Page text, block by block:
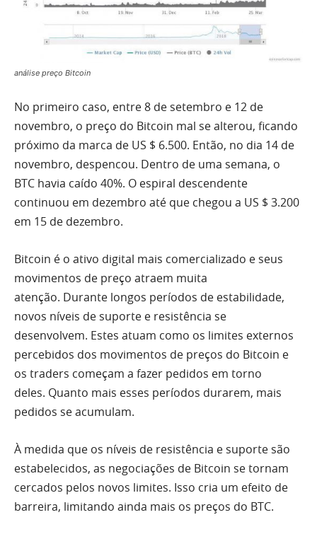
análise preço Bitcoin
No primeiro caso, entre 8 de setembro e 12 de
novembro, o preço do Bitcoin mal se alterou, ficando
próximo da marca de US $ 6.500. Então, no dia 14 de
novembro, despencou. Dentro de uma semana, o
BTC havia caído 40%. O espiral descendente
continuou em dezembro até que chegou a US $ 3.200
em 15 de dezembro.
Bitcoin é o ativo digital mais comercializado e seus
movimentos de preço atraem muita
atenção. Durante longos períodos de estabilidade,
novos níveis de suporte e resistência se
desenvolvem. Estes atuam como os limites externos
percebidos dos movimentos de preços do Bitcoin e
os traders começam a fazer pedidos em torno
deles. Quanto mais esses períodos durarem, mais
pedidos se acumulam.
À medida que os níveis de resistência e suporte são
estabelecidos, as negociações de Bitcoin se tornam
cercados pelos novos limites. Isso cria um efeito de
barreira, limitando ainda mais os preços do BTC.